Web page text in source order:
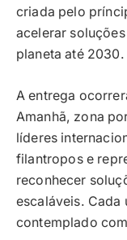
criada pelo
acelerar
planeta até 2030.
A entrega
Amanhã, zona
líderes
filantropos e
reconhecer
escaláveis. Cada
contemplado